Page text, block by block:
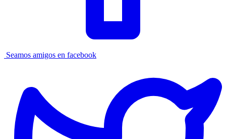
Seamos amigos en facebook